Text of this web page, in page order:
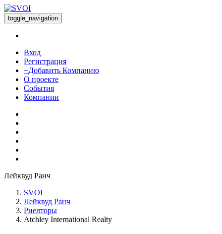
toggle_navigation
Вход
Регистрация
+Добавить Компанию
О проекте
События
Компании
Лейквуд Ранч
SVOI
Лейквуд Ранч
Риелторы
Atchley International Realty